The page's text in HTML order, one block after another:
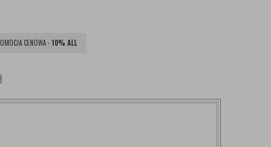
CENOWA -10% ALL